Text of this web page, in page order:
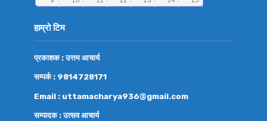
हाम्रो टिम
प्रकाशक : उत्तम आचार्य
सम्पर्क : 9814728171
Email : uttamacharya936@gmail.com
सम्पादक : उत्सव आचार्य